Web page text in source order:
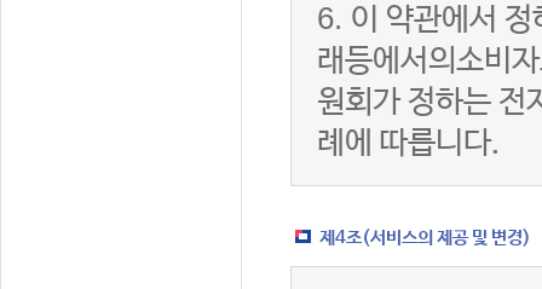
6. 이 약관에서
래등에서의소비
원회가 정하는 전
례에 따릅니다.
제4조(서비스의 제공 및 변경)